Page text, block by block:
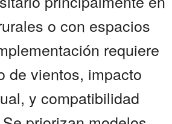
o con espacios
requiere
de vientos, impacto
y compatibilidad